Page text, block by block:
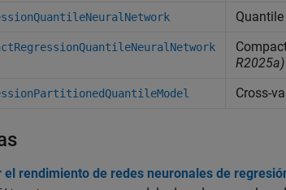
R2025a)
Cross-
el rendimiento de redes neuronales de